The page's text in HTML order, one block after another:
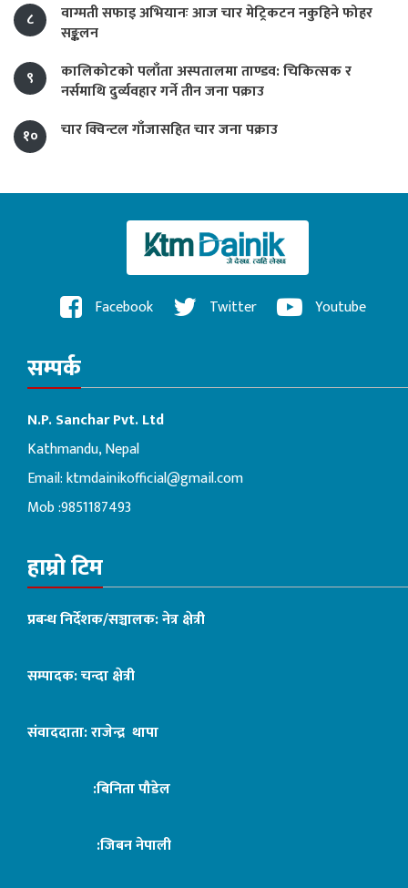
८
वाग्मती सफाइ अभियानः आज चार मेट्रिकटन नकुहिने फोहर
सङ्कलन
९
कालिकोटको पलाँता अस्पतालमा ताण्डव: चिकित्सक र
नर्समाथि दुर्व्यवहार गर्ने तीन जना पक्राउ
१०
चार क्विन्टल गाँजासहित चार जना पक्राउ
Facebook Twitter Youtube
सम्पर्क
N.P. Sanchar Pvt. Ltd
Kathmandu, Nepal
Email:ktmdainikofficial@gmail.com
Mob :9851187493
हाम्रो टिम
प्रबन्ध निर्देशक/सञ्चालक: नेत्र क्षेत्री
सम्पादक: चन्दा क्षेत्री
संवाददाता: राजेन्द्र थापा
:बिनिता पौडेल
:जिबन नेपाली